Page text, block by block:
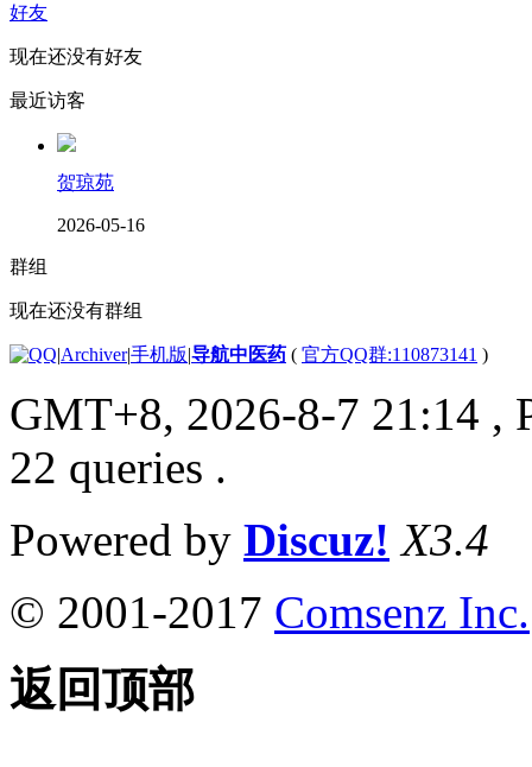
好友
现在还没有好友
最近访客
贺琼苑
2026-05-16
群组
现在还没有群组
|Archiver|手机版|导航中医药 ( 官方QQ群:110873141 )
GMT+8, 2026-8-7 21:14 ,
22 queries .
Powered by Discuz! X3.4
© 2001-2017 Comsenz Inc.
返回顶部